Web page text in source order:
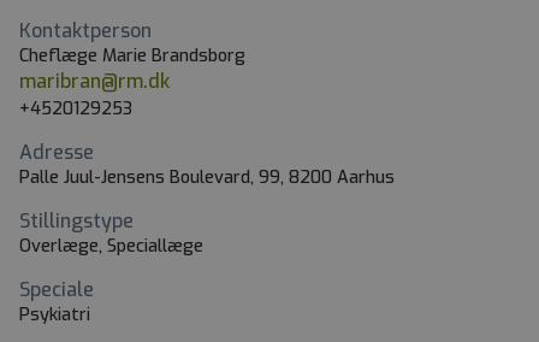
Kontaktperson
Cheflæge Marie Brandsborg
maribran@rm.dk
+4520129253
Adresse
Palle Juul-Jensens Boulevard, 99, 8200 Aarhus
Stillingstype
Overlæge, Speciallæge
Speciale
Psykiatri